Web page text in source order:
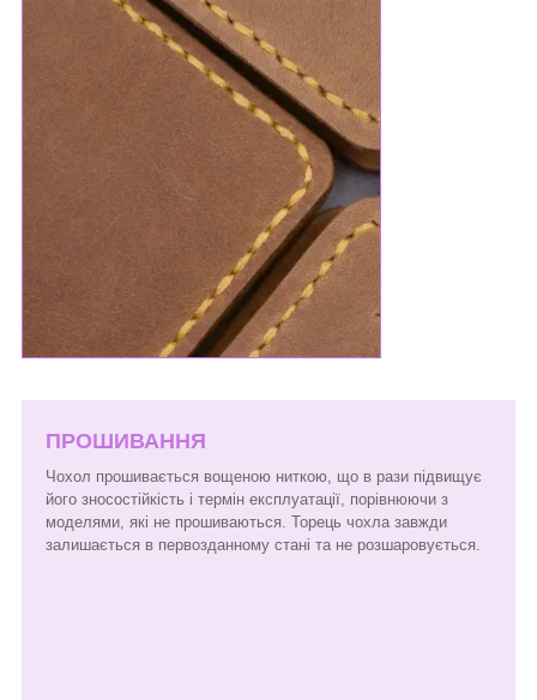
ПРОШИВАННЯ
Чохол прошивається вощеною ниткою, що в рази підвищує
його зносостійкість і термін експлуатації, порівнюючи з
моделями, які не прошиваються. Торець чохла завжди
залишається в первозданному стані та не розшаровується.